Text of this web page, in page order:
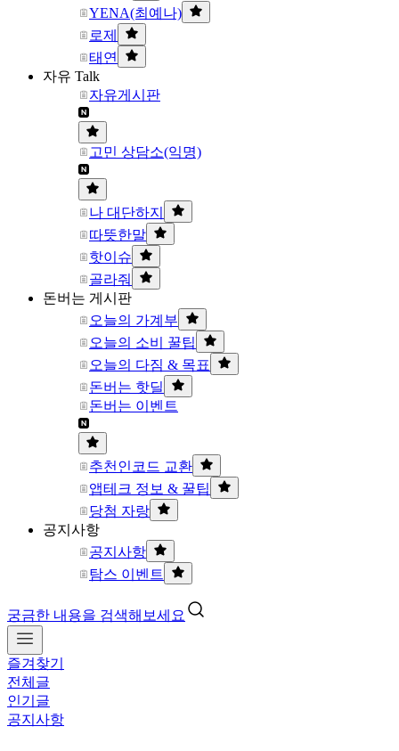
YENA(최예나)
로제
태연
자유 Talk
자유게시판
고민 상담소(익명)
나 대단하지
따뜻한말
핫이슈
골라줘
돈버는 게시판
오늘의 가계부
오늘의 소비 꿀팁
오늘의 다짐 & 목표
돈버는 핫딜
돈버는 이벤트
추천인코드 교환
앱테크 정보 & 꿀팁
당첨 자랑
공지사항
공지사항
탐스 이벤트
궁금한 내용을 검색해보세요
즐겨찾기
전체글
인기글
공지사항